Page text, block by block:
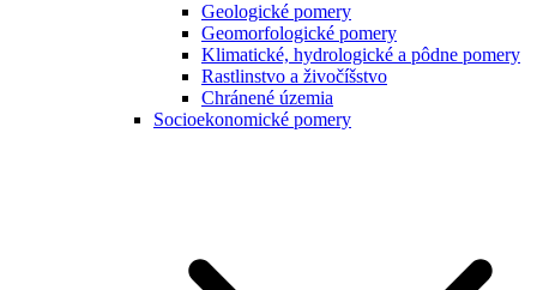
Geologické pomery
Geomorfologické pomery
Klimatické, hydrologické a pôdne pomery
Rastlinstvo a živočíšstvo
Chránené územia
Socioekonomické pomery